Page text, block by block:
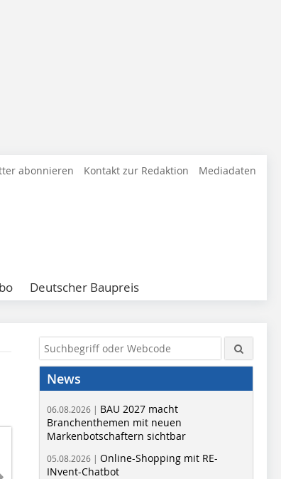
abonnieren Kontakt zur Redaktion Mediadaten
Deutscher Baupreis
News
06.08.2026 | BAU 2027 macht
Branchenthemen mit neuen
Markenbotschaftern sichtbar
05.08.2026 | Online-Shopping mit RE-
INvent-Chatbot